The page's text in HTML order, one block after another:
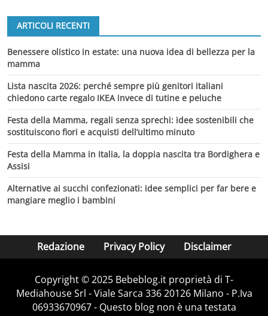
ARTICOLI RECENTI
Benessere olistico in estate: una nuova idea di bellezza per la
mamma
Lista nascita 2026: perché sempre più genitori italiani
chiedono carte regalo IKEA invece di tutine e peluche
Festa della Mamma, regali senza sprechi: idee sostenibili che
sostituiscono fiori e acquisti dell’ultimo minuto
Festa della Mamma in Italia, la doppia nascita tra Bordighera e
Assisi
Alternative ai succhi confezionati: idee semplici per far bere e
mangiare meglio i bambini
Redazione Privacy Policy Disclaimer
Copyright © 2025 Bebeblog.it proprietà di T-
Mediahouse Srl - Viale Sarca 336 20126 Milano - P.Iva
06933670967 - Questo blog non è una testata